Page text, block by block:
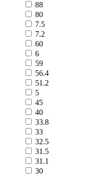
88
80
7.5
7.2
60
6
59
56.4
51.2
5
45
40
33.8
33
32.5
31.5
31.1
30